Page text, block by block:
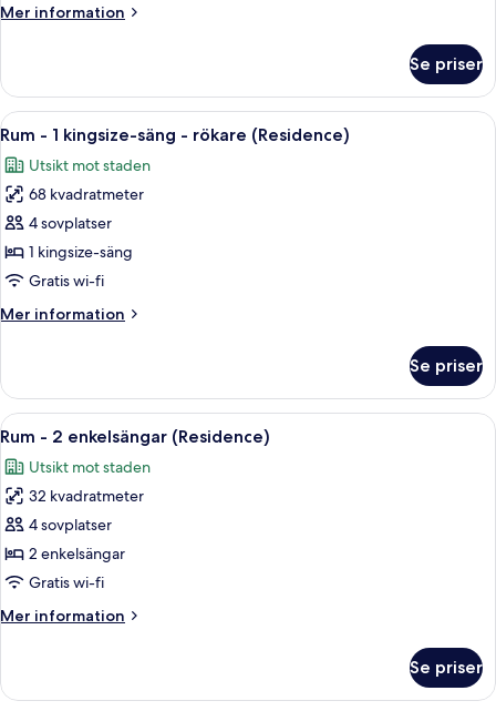
säng
Mer information
Mer
-
kingsize-
(Residence)
Se priser
Öppna
alla
foton
för
Rum
-
1
säng
(Residence)
En snyggt bäddad säng med vita
5
Rum - 1 kingsize-säng - rökare (Residence)
Utsikt mot staden
68 kvadratmeter
4 sovplatser
1 kingsize-säng
Gratis wi-fi
Mer information
Mer
-
kingsize-
-
rökare
Se priser
Öppna
alla
foton
för
Rum
-
2
(Residence)
Ett hotellrum med två sängar, ett
8
Rum - 2 enkelsängar (Residence)
Utsikt mot staden
32 kvadratmeter
4 sovplatser
2 enkelsängar
Gratis wi-fi
Mer information
Mer
-
Se priser